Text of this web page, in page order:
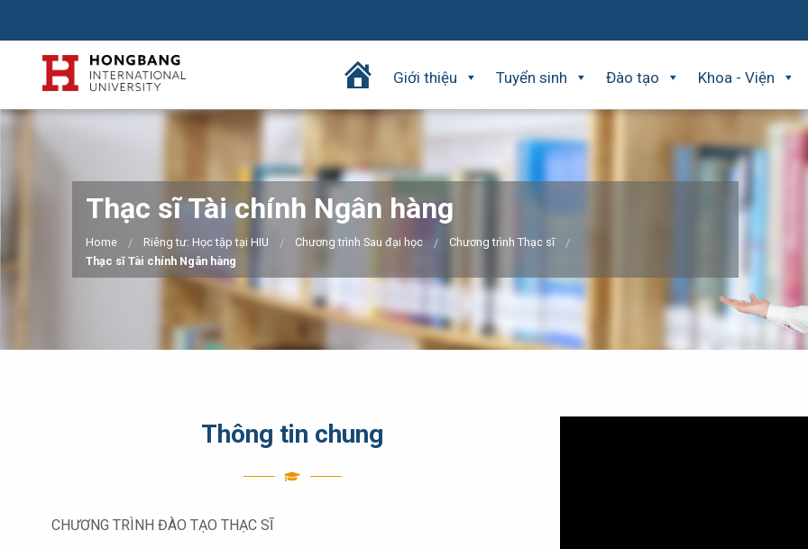
a
g
h
ủ
Giới thiệu Tuyển sinh Đào tạo Khoa - Viện
Thạc sĩ Tài chính Ngân hàng
Home Riêng tư: Học tập tại HIU Chương trình Sau đại học
Chương trình Thạc sĩ
Thạc sĩ Tài chính Ngân hàng
Thông tin chung
CHƯƠNG TRÌNH ĐÀO TẠO THẠC SĨ